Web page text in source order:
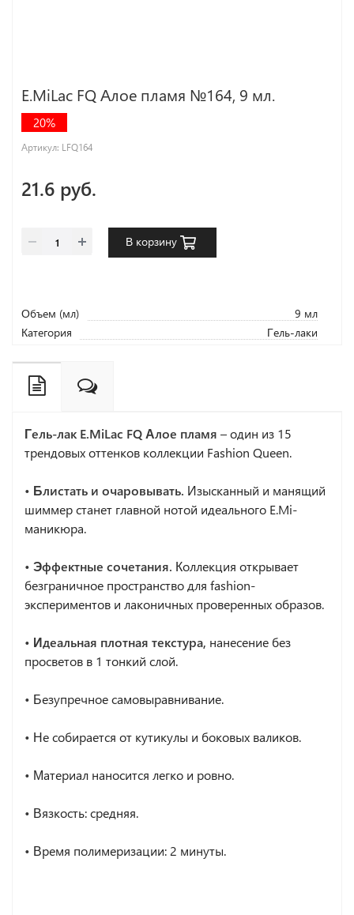
E.MiLac FQ Алое пламя №164, 9 мл.
20%
Артикул: LFQ164
21.6 руб.
В корзину
Объем (мл)
9 мл
Категория
Гель-лаки
Гель-лак E.MiLac FQ Алое пламя – один из 15
трендовых оттенков коллекции Fashion Queen.
• Блистать и очаровывать. Изысканный и манящий
шиммер станет главной нотой идеального E.Mi-
маникюра.
• Эффектные сочетания. Коллекция открывает
безграничное пространство для fashion-
экспериментов и лаконичных проверенных образов.
• Идеальная плотная текстура, нанесение без
просветов в 1 тонкий слой.
• Безупречное самовыравнивание.
• Не собирается от кутикулы и боковых валиков.
• Материал наносится легко и ровно.
• Вязкость: средняя.
• Время полимеризации: 2 минуты.